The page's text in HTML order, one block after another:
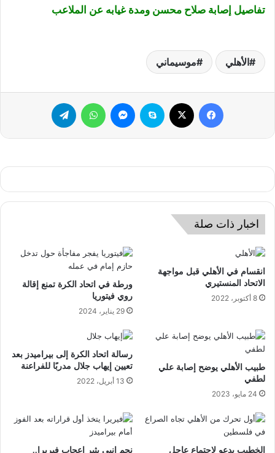
تفاصيل إصابة صلاح محسن ومدة غيابه عن الملاعب
الأهلي موسيماني
فيسبوك سكايب ماسنجر واتساب
اخبار ذات صلة
انقسام في الأهلي قبل مواجهة
الاتحاد المنستيري
8 أكتوبر، 2022
ورطة في اتحاد الكرة تمنع إقالة
روي فيتوريا
29 يناير، 2024
طبيب الأهلي يوضح إصابة علي
لطفي
24 مايو، 2023
رسالة اتحاد الكرة إلى بيراميدز بعد
تعيين إيهاب جلال مدربًا للفراعنة
13 أبريل، 2022
الخطيب يدعو لاجتماع عاجل
نجم إنبي يثير إعجاب فيريرا..